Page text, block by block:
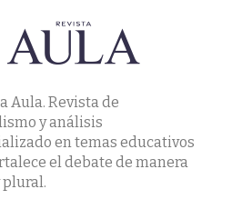
Aula. Revista de
y análisis
en temas educativos
el debate de manera